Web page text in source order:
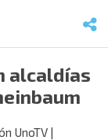
alcaldías
UnoTV |